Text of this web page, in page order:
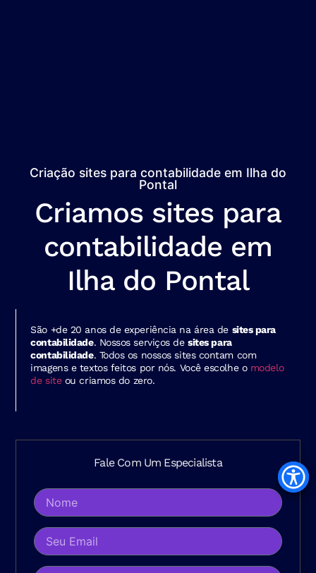
Criação sites para contabilidade em Ilha do
Pontal
Criamos sites para
contabilidade em
Ilha do Pontal
São +de 20 anos de experiência na área de sites para
contabilidade. Nossos serviços desites para
contabilidade. Todos os nossos sites contam com
imagens e textos feitos por nós. Você escolhe o modelo
de siteou criamos do zero.
Fale Com Um Especialista